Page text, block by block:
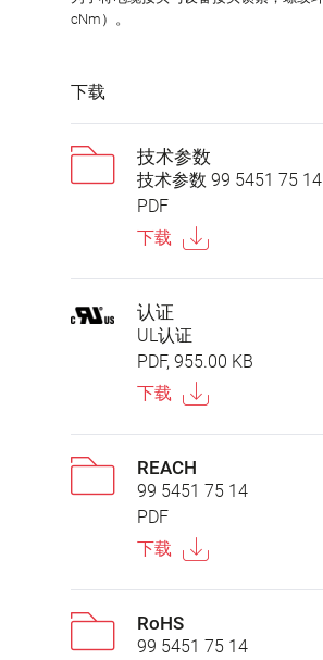
cNm）。
下载
技术参数
技术参数 99 5451 75 14
PDF
下载
认证
UL认证
PDF, 955.00 KB
下载
REACH
99 5451 75 14
PDF
下载
RoHS
99 5451 75 14